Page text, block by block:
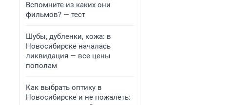
Вспомните из каких они
фильмов? — тест
Шубы, дубленки, кожа: в
Новосибирске началась
ликвидация — все цены
пополам
Как выбрать оптику в
Новосибирске и не пожалеть: